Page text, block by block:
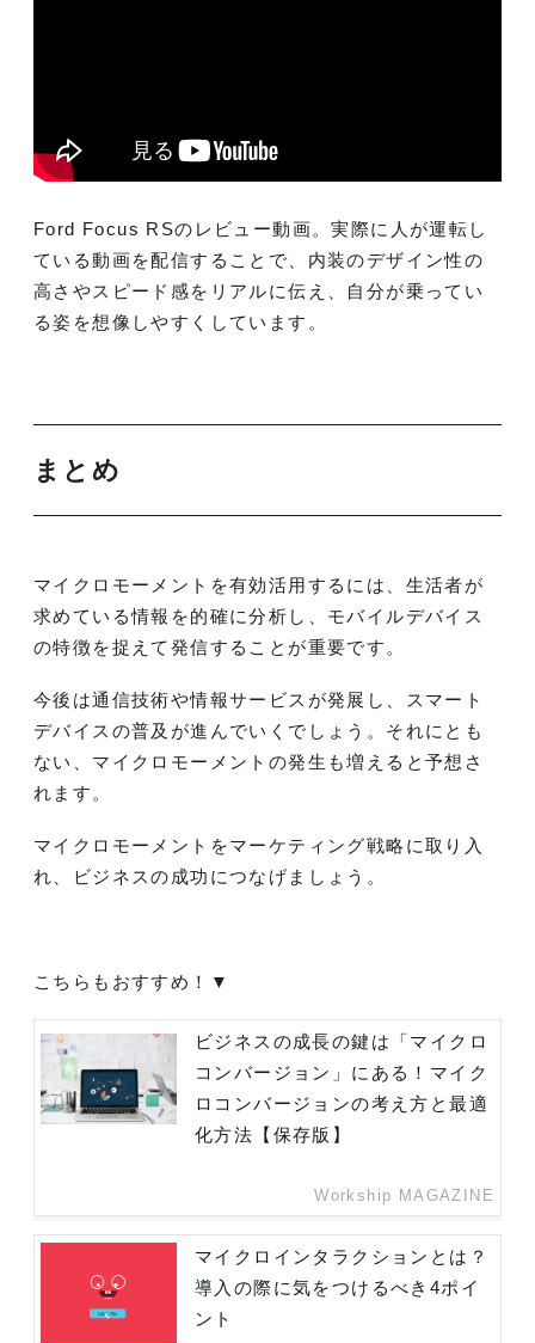
Ford Focus RSのレビュー動画。実際に人が運転し
ている動画を配信することで、内装のデザイン性の
高さやスピード感をリアルに伝え、自分が乗ってい
る姿を想像しやすくしています。
まとめ
マイクロモーメントを有効活用するには、生活者が
求めている情報を的確に分析し、モバイルデバイス
の特徴を捉えて発信することが重要です。
今後は通信技術や情報サービスが発展し、スマート
デバイスの普及が進んでいくでしょう。それにとも
ない、マイクロモーメントの発生も増えると予想さ
れます。
マイクロモーメントをマーケティング戦略に取り入
れ、ビジネスの成功につなげましょう。
こちらもおすすめ！▼
ビジネスの成長の鍵は「マイクロ
コンバージョン」にある！マイク
ロコンバージョンの考え方と最適
化方法【保存版】
Workship MAGAZINE
マイクロインタラクションとは？
導入の際に気をつけるべき4ポイ
ント